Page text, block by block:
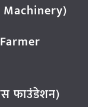
Machinery)
फाउंडेशन)